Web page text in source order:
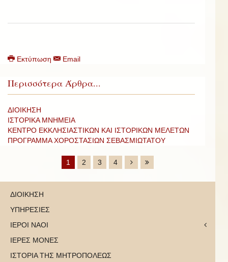
Εκτύπωση Email
Περισσότερα Άρθρα...
ΔΙΟΙΚΗΣΗ
ΙΣΤΟΡΙΚΑ ΜΝΗΜΕΙΑ
ΚΕΝΤΡΟ ΕΚΚΛΗΣΙΑΣΤΙΚΩΝ ΚΑΙ ΙΣΤΟΡΙΚΩΝ ΜΕΛΕΤΩΝ
ΠΡΟΓΡΑΜΜΑ ΧΟΡΟΣΤΑΣΙΩΝ ΣΕΒΑΣΜΙΩΤΑΤΟΥ
1 2 3 4
ΔΙΟΙΚΗΣΗ
ΥΠΗΡΕΣΙΕΣ
ΙΕΡΟΙ ΝΑΟΙ
ΙΕΡΕΣ ΜΟΝΕΣ
ΙΣΤΟΡΙΑ ΤΗΣ ΜΗΤΡΟΠΟΛΕΩΣ